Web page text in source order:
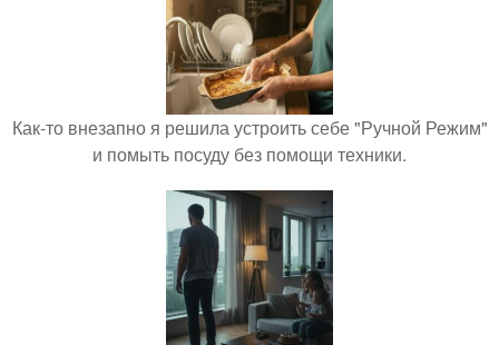
Как-то внезапно я решила устроить себе "Ручной Режим"
и помыть посуду без помощи техники.